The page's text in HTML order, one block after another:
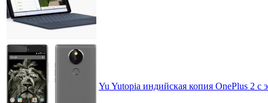
Yu Yutopia индийская копия OnePlus 2 с